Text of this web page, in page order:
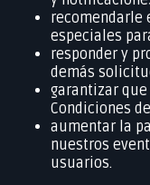
recomendarle
especiales
responder y
demás
garantizar
Condiciones
aumentar la
nuestros
usuarios.